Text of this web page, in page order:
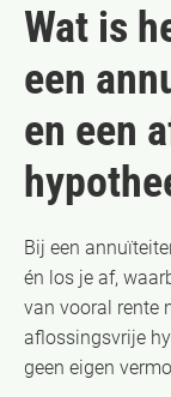
Wat is
een
en een
Bij een
én los je af,
van vooral rente
aflossingsvrije
geen eigen